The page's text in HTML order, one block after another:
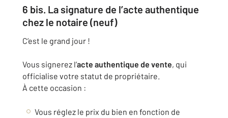
6 bis. La signature de l’acte authentique
chez le notaire (neuf)
C’est le grand jour !
Vous signerez l’acte authentique de vente, qui
officialise votre statut de propriétaire.
À cette occasion :
Vous réglez le prix du bien en fonction de